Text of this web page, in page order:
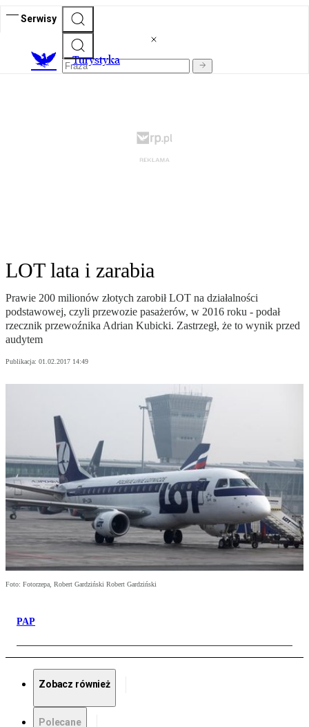
Serwisy
Turystyka
LOT lata i zarabia
Prawie 200 milionów złotych zarobił LOT na działalności
podstawowej, czyli przewozie pasażerów, w 2016 roku - podał
rzecznik przewoźnika Adrian Kubicki. Zastrzegł, że to wynik przed
audytem
Publikacja: 01.02.2017 14:49
Foto: Fotorzepa, Robert Gardziński Robert Gardziński
PAP
Zobacz również
Polecane